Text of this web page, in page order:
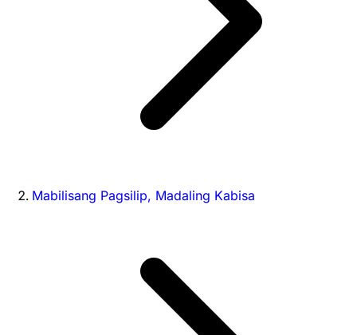
Mabilisang Pagsilip, Madaling Kabisa